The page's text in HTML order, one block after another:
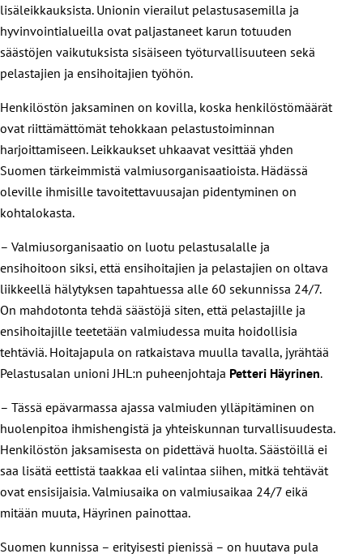
lisäleikkauksista. Unionin vierailut pelastusasemilla ja
hyvinvointialueilla ovat paljastaneet karun totuuden
säästöjen vaikutuksista sisäiseen työturvallisuuteen sekä
pelastajien ja ensihoitajien työhön.
Henkilöstön jaksaminen on kovilla, koska henkilöstömäärät
ovat riittämättömät tehokkaan pelastustoiminnan
harjoittamiseen. Leikkaukset uhkaavat vesittää yhden
Suomen tärkeimmistä valmiusorganisaatioista. Hädässä
oleville ihmisille tavoitettavuusajan pidentyminen on
kohtalokasta.
– Valmiusorganisaatio on luotu pelastusalalle ja
ensihoitoon siksi, että ensihoitajien ja pelastajien on oltava
liikkeellä hälytyksen tapahtuessa alle 60 sekunnissa 24/7.
On mahdotonta tehdä säästöjä siten, että pelastajille ja
ensihoitajille teetetään valmiudessa muita hoidollisia
tehtäviä. Hoitajapula on ratkaistava muulla tavalla, jyrähtää
Pelastusalan unioni JHL:n puheenjohtaja Petteri Häyrinen.
– Tässä epävarmassa ajassa valmiuden ylläpitäminen on
huolenpitoa ihmishengistä ja yhteiskunnan turvallisuudesta.
Henkilöstön jaksamisesta on pidettävä huolta. Säästöillä ei
saa lisätä eettistä taakkaa eli valintaa siihen, mitkä tehtävät
ovat ensisijaisia. Valmiusaika on valmiusaikaa 24/7 eikä
mitään muuta, Häyrinen painottaa.
Suomen kunnissa – erityisesti pienissä – on huutava pula